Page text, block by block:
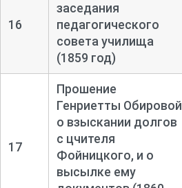
16
заседания
педагогического
совета училища
(1859 год)
17
Прошение
Генриетты Обировой
о взыскании долгов
с цчителя
Фойницкого, и о
высылке ему